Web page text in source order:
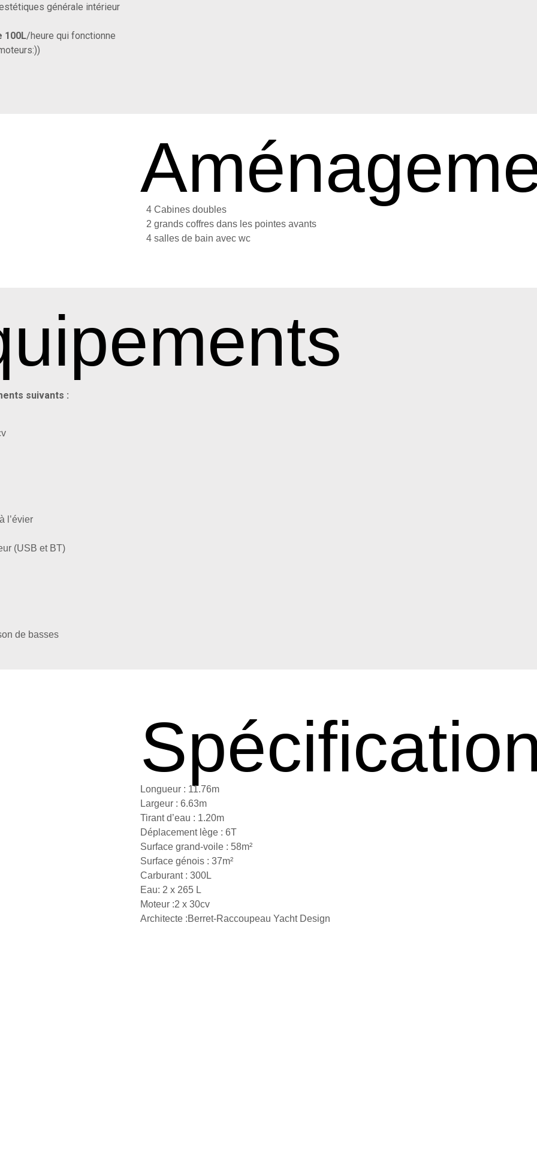
générale intérieur
100L/heure qui fonctionne
4 Cabines doubles
2 grands coffres dans les pointes avants
4 salles de bain avec wc
suivants :
l’évier
(USB et BT)
de basses
Longueur : 11.76m
Largeur : 6.63m
Tirant d’eau : 1.20m
Déplacement lège : 6T
Surface grand-voile : 58m²
Surface génois : 37m²
Carburant : 300L
Eau: 2 x 265 L
Moteur :2 x 30cv
Architecte :Berret-Raccoupeau Yacht Design